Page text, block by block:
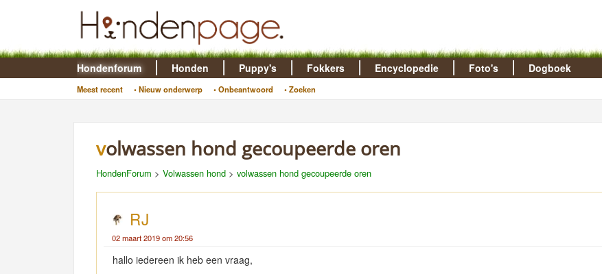
Hondenforum
Meest recent • Nieuw onderwerp • Onbeantwoord • Zoeken
Honden Puppy's Fokkers Encyclopedie Foto's Dogboek
volwassen hond gecoupeerde oren
HondenForum > Volwassen hond > volwassen hond gecoupeerde oren
RJ
02 maart 2019 om 20:56
hallo iedereen ik heb een vraag,